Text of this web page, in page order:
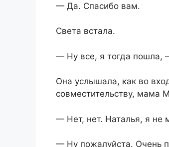
— Да. Спасибо вам.
Света встала.
— Ну все, я тогда пошла,
Она услышала, как во
совместительству, мама
— Нет, нет. Наталья, я не
— Ну пожалуйста. Очень